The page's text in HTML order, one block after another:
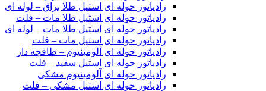
رادیاتور حوله ای استیل طلا براق – لوله ای
رادیاتور حوله ای استیل طلا مات – فلت
رادیاتور حوله ای استیل طلا مات – لوله ای
رادیاتور حوله ای استیل مات – فلت
رادیاتور حوله ای آلومینیوم – طاقچه دار
رادیاتور حوله ای استیل سفید – فلت
رادیاتور حوله ای آلومینیوم مشکی
رادیاتور حوله ای استیل مشکی – فلت